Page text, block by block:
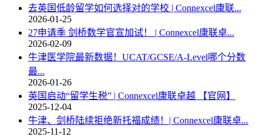
去英国低龄留学如何选择对的学校 | Connexcel康联...
2026-01-25
27申请季 剑桥数学官宣加试！ | Connexcel康联卓...
2026-02-09
牛津医学院最新数据！UCAT/GCSE/A-Level哪个分数
最...
2026-01-26
英国启动“留学生税” | Connexcel康联卓越 【官网】
2025-12-04
牛津、剑桥陆续拒绝新托福成绩！| Connexcel康联卓...
2025-11-12